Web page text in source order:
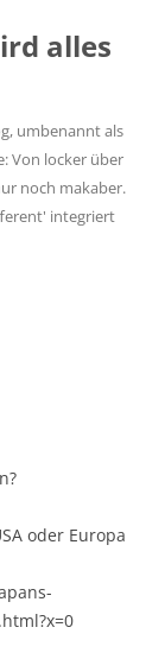
alles
umbenannt als
Von locker über
noch makaber.
integriert
oder Europa